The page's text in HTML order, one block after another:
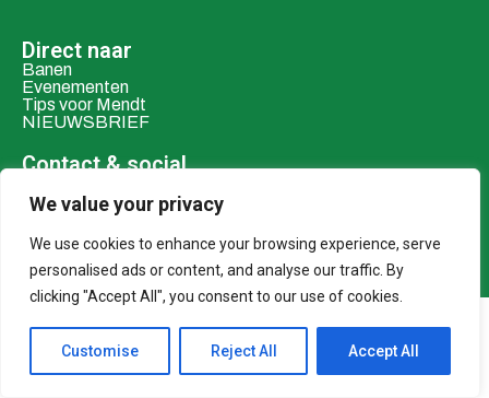
We value your privacy
We use cookies to enhance your browsing experience, serve
personalised ads or content, and analyse our traffic. By
clicking "Accept All", you consent to our use of cookies.
Customise Reject All Accept All
Direct naar
Banen
Evenementen
Tips voor Mendt
NIEUWSBRIEF
Contact & social
Over ons
Adverteren
Donaties
© 2026 MENDT